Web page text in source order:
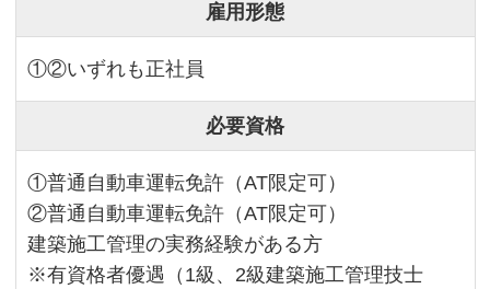
雇用形態
①②いずれも正社員
必要資格
①普通自動車運転免許（AT限定可）
②普通自動車運転免許（AT限定可）
建築施工管理の実務経験がある方
※有資格者優遇（1級、2級建築施工管理技士